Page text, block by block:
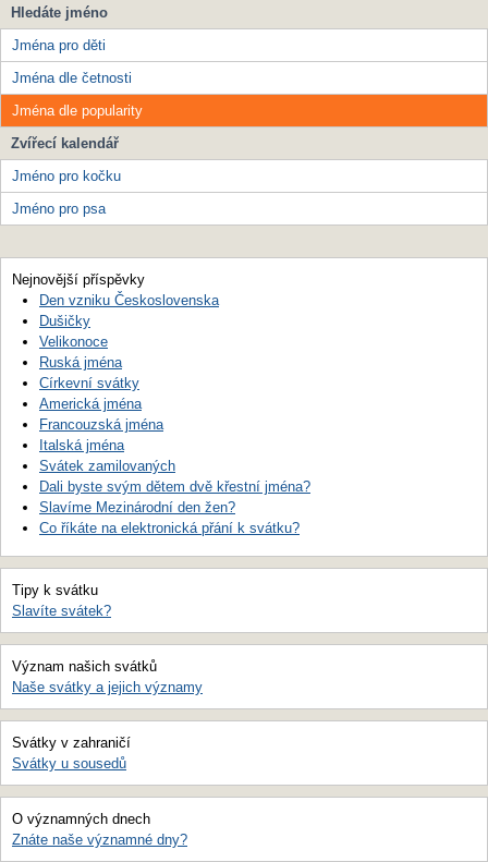
Hledáte jméno
Jména pro děti
Jména dle četnosti
Jména dle popularity
Zvířecí kalendář
Jméno pro kočku
Jméno pro psa
Nejnovější příspěvky
Den vzniku Československa
Dušičky
Velikonoce
Ruská jména
Církevní svátky
Americká jména
Francouzská jména
Italská jména
Svátek zamilovaných
Dali byste svým dětem dvě křestní jména?
Slavíme Mezinárodní den žen?
Co říkáte na elektronická přání k svátku?
Tipy k svátku
Slavíte svátek?
Význam našich svátků
Naše svátky a jejich významy
Svátky v zahraničí
Svátky u sousedů
O významných dnech
Znáte naše významné dny?